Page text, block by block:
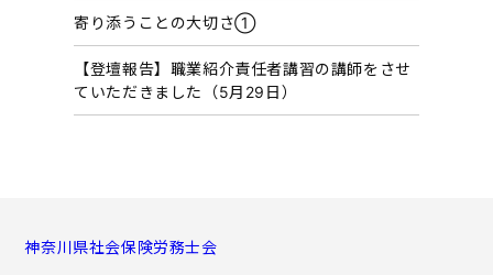
寄り添うことの大切さ①
【登壇報告】職業紹介責任者講習の講師をさせ
ていただきました（5月29日）
神奈川県社会保険労務士会